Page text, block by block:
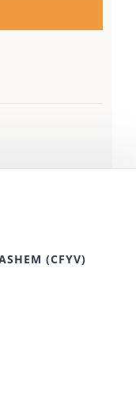
(CFYV)